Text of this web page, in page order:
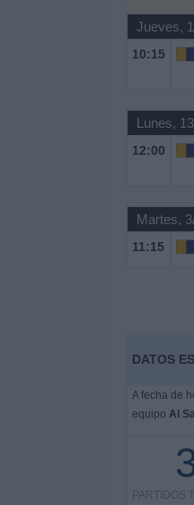
Jueves,
10:15
Lunes,
12:00
Martes,
11:15
DATOS
A fecha de
equipo Al
PARTIDOS